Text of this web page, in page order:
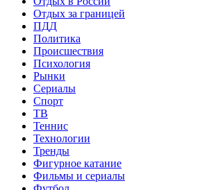
Отдых за границей
ПДД
Политика
Происшествия
Психология
Рынки
Сериалы
Спорт
ТВ
Теннис
Технологии
Тренды
Фигурное катание
Фильмы и сериалы